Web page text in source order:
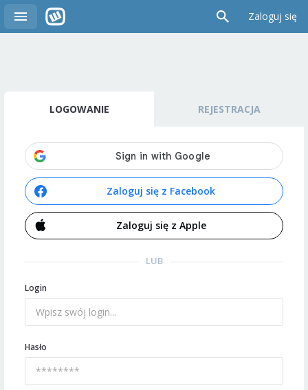
Zaloguj się
LOGOWANIE REJESTRACJA
Zaloguj się z Facebook
Zaloguj się z Apple
LUB
Login
Hasło